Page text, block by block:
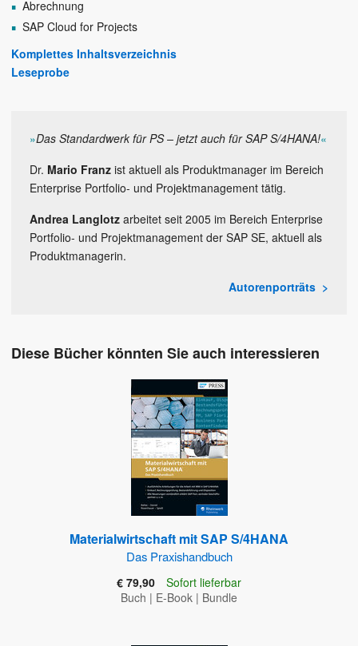
Abrechnung
SAP Cloud for Projects
Komplettes Inhaltsverzeichnis
Leseprobe
»Das Standardwerk für PS – jetzt auch für SAP S/4HANA!«
Dr. Mario Franz ist aktuell als Produktmanager im Bereich
Enterprise Portfolio- und Projektmanagement tätig.
Andrea Langlotz arbeitet seit 2005 im Bereich Enterprise
Portfolio- und Projektmanagement der SAP SE, aktuell als
Produktmanagerin.
Autorenporträts
Diese Bücher könnten Sie auch interessieren
Materialwirtschaft mit SAP S/4HANA
Das Praxishandbuch
€ 79,90
Sofort lieferbar
Buch | E-Book | Bundle